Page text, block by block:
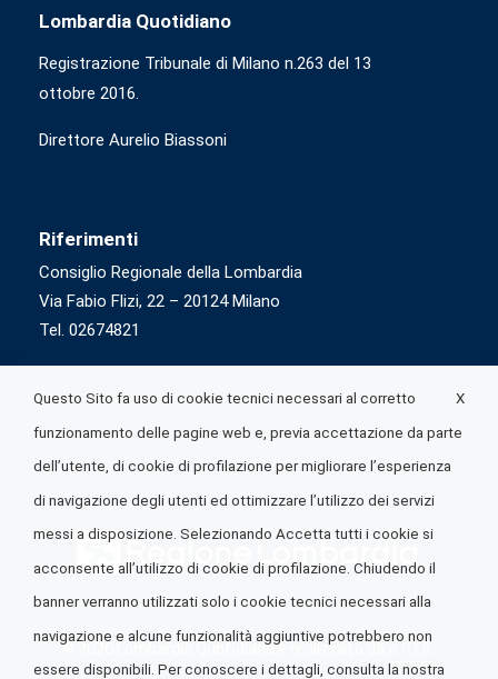
Lombardia Quotidiano
Registrazione Tribunale di Milano n.263 del 13
ottobre 2016.
Direttore Aurelio Biassoni
Riferimenti
Consiglio Regionale della Lombardia
Via Fabio Flizi, 22 – 20124 Milano
Tel. 02674821
© 2026 Lombardia Quotidiano è realizzato daA.R.I.A.
X
Questo Sito fa uso di cookie tecnici necessari al corretto
funzionamento delle pagine web e, previa accettazione da parte
dell’utente, di cookie di profilazione per migliorare l’esperienza
di navigazione degli utenti ed ottimizzare l’utilizzo dei servizi
messi a disposizione. Selezionando Accetta tutti i cookie si
acconsente all’utilizzo di cookie di profilazione. Chiudendo il
banner verranno utilizzati solo i cookie tecnici necessari alla
navigazione e alcune funzionalità aggiuntive potrebbero non
essere disponibili. Per conoscere i dettagli, consulta la nostra